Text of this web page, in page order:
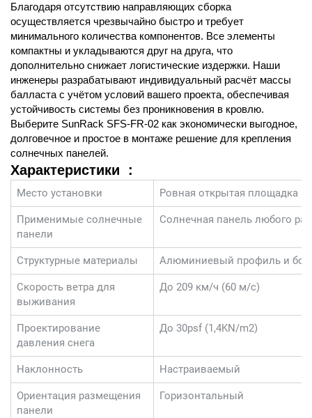
Благодаря отсутствию направляющих сборка
осуществляется чрезвычайно быстро и требует
минимального количества компонентов. Все элементы
компактны и укладываются друг на друга, что
дополнительно снижает логистические издержки. Наши
инженеры разрабатывают индивидуальный расчёт массы
балласта с учётом условий вашего проекта, обеспечивая
устойчивость системы без проникновения в кровлю.
Выберите SunRack SFS-FR-02 как экономически выгодное,
долговечное и простое в монтаже решение для крепления
солнечных панелей.
Характеристики :
Место установки Ровная открытая площадка
Применимые солнечные
панели
Солнечная панель любого
Структурные материалы Алюминиевый профиль и
Скорость ветра для
выживания
До 209 км/ч (60 м/с)
Проектирование
давления снега
До 30psf (1,4KN/m2)
Наклонность Настраиваемый
Ориентация размещения
панели
Горизонтальный